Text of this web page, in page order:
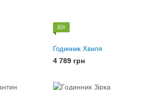
Хіт
Годинник Хвиля
4 789 грн